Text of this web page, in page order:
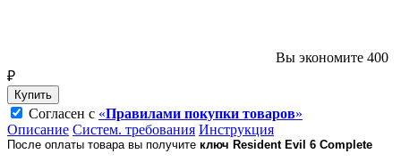
Вы экономите 400
₽
Купить
Согласен с «Правилами покупки товаров»
Описание Систем. требования Инструкция
После оплаты товара вы получите ключ Resident Evil 6 Complete